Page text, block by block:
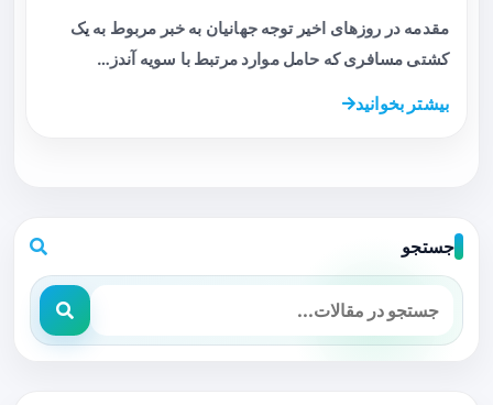
مقدمه در روزهای اخیر توجه جهانیان به خبر مربوط به یک
کشتی مسافری که حامل موارد مرتبط با سویه آندز…
بیشتر بخوانید
جستجو